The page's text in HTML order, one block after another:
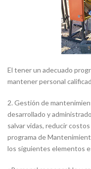
El tener un adecuado
mantener personal
2. Gestión de
desarrollado y
salvar vidas, reducir
programa de
los siguientes elementos